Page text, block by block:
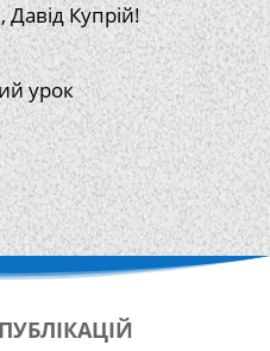
Купрій!
урок
ПУБЛІКАЦІЙ